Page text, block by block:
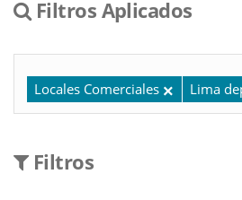
Filtros Aplicados
Locales Comerciales Lima
Filtros